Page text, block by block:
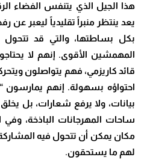
هذا الجيل الذي يتنفس الفضاء
يعد ينتظر منبراً تقليدياً ليعبر
بكل بساطتها، والتي قد
المهمشين الأقوى. إنهم لا
قائد كاريزمي، فهم يتواصلون
احتواؤه بسهولة. إنهم يمارسون
بيانات، ولا يرفع شعارات، بل
ساحات المهرجانات الباذخة،
مكان يمكن أن تتحول فيه
لهم ما يستحقون.